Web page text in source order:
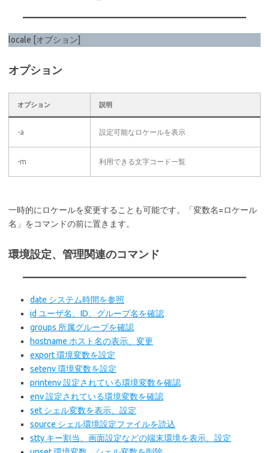
locale [オプション]
オプション
オプション 説明
-a 設定可能なロケールを表示
-m 利用できる文字コード一覧
一時的にロケールを変更することも可能です。「変数名=ロケール
名」をコマンドの前に置きます。
環境設定、管理関連のコマンド
date システム時間を参照
id ユーザ名、ID、グループ名を確認
groups 所属グループを確認
hostname ホスト名の表示、変更
export 環境変数を設定
setenv 環境変数を設定
printenv 設定されている環境変数を確認
env 設定されている環境変数を確認
set シェル変数を表示、設定
source シェル環境設定ファイルを読込
stty キー割当、画面設定などの端末環境を表示、設定